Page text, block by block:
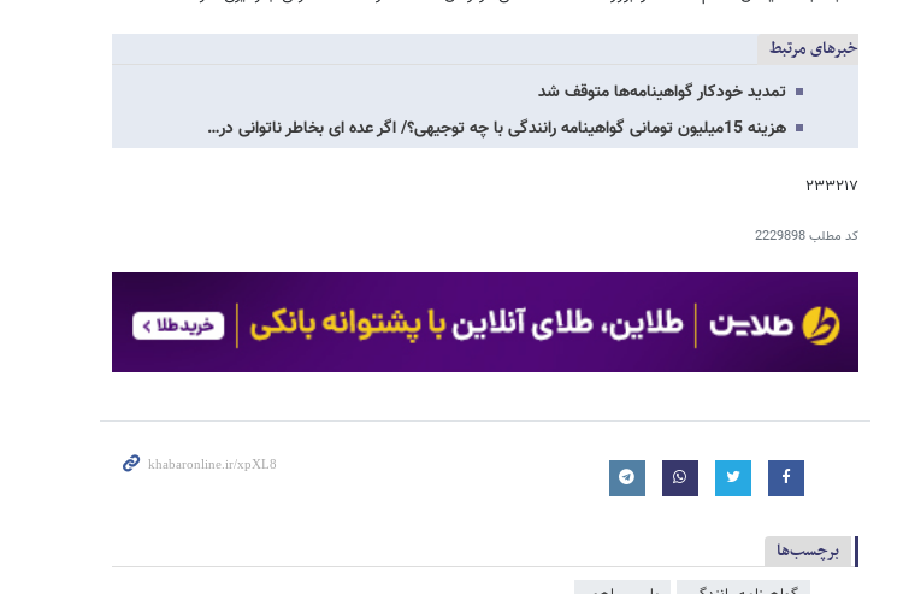
خبرهای مرتبط
تمدید خودکار گواهینامه‌ها متوقف شد
هزینه 15میلیون تومانی گواهینامه رانندگی با چه توجیهی؟/ اگر عده ای بخاطر ناتوانی در…
۲۳۳۲۱۷
کد مطلب2229898
برچسب‌ها